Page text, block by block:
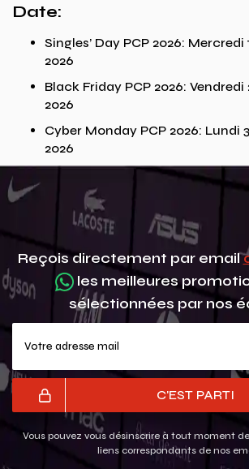
Date:
Singles’ Day PCP 2026: Mercredi
2026
Black Friday PCP 2026:
2026
Cyber Monday PCP 2026: Lundi
2026
Reçois directement par email
les meilleures
sélectionnées par nos
C'EST PARTI
Vous pouvez vous désinscrire à tout moment
liens correspondants de nos